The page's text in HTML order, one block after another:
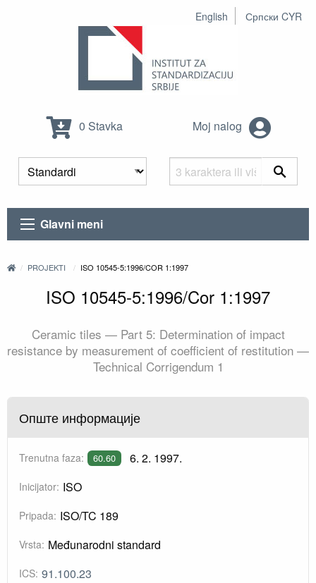
English Српски CYR
0 Stavka Moj nalog
Glavni meni
PROJEKTI ISO 10545-5:1996/COR 1:1997
ISO 10545-5:1996/Cor 1:1997
Ceramic tiles — Part 5: Determination of impact
resistance by measurement of coefficient of restitution —
Technical Corrigendum 1
Опште информације
Trenutna faza: 60.60 6. 2. 1997.
Inicijator: ISO
Pripada: ISO/TC 189
Vrsta: Međunarodni standard
ICS: 91.100.23